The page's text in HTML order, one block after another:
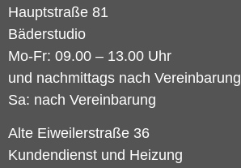
Hauptstraße 81
Bäderstudio
Mo-Fr: 09.00 – 13.00 Uhr
und nachmittags nach Vereinbarung
Sa: nach Vereinbarung
Alte Eiweilerstraße 36
Kundendienst und Heizung